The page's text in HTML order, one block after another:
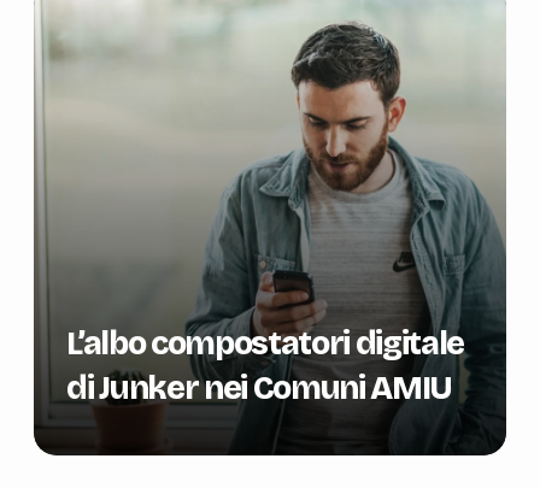
L’albo compostatori digitale
di Junker nei Comuni AMIU